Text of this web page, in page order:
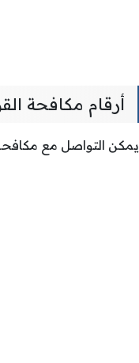
أرقام مكافحة
يمكن التواصل مع مكافحة